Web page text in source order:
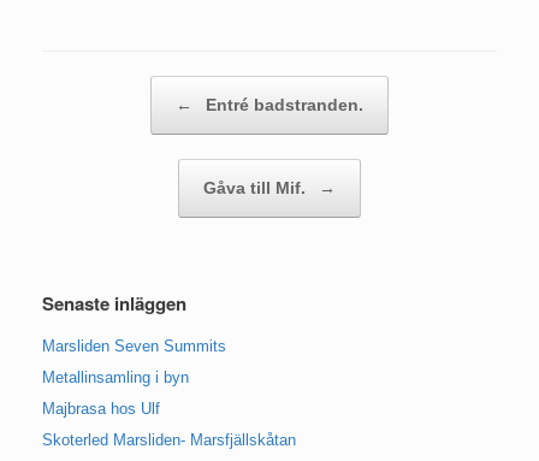
← Entré badstranden.
Gåva till Mif. →
Senaste inläggen
Marsliden Seven Summits
Metallinsamling i byn
Majbrasa hos Ulf
Skoterled Marsliden- Marsfjällskåtan